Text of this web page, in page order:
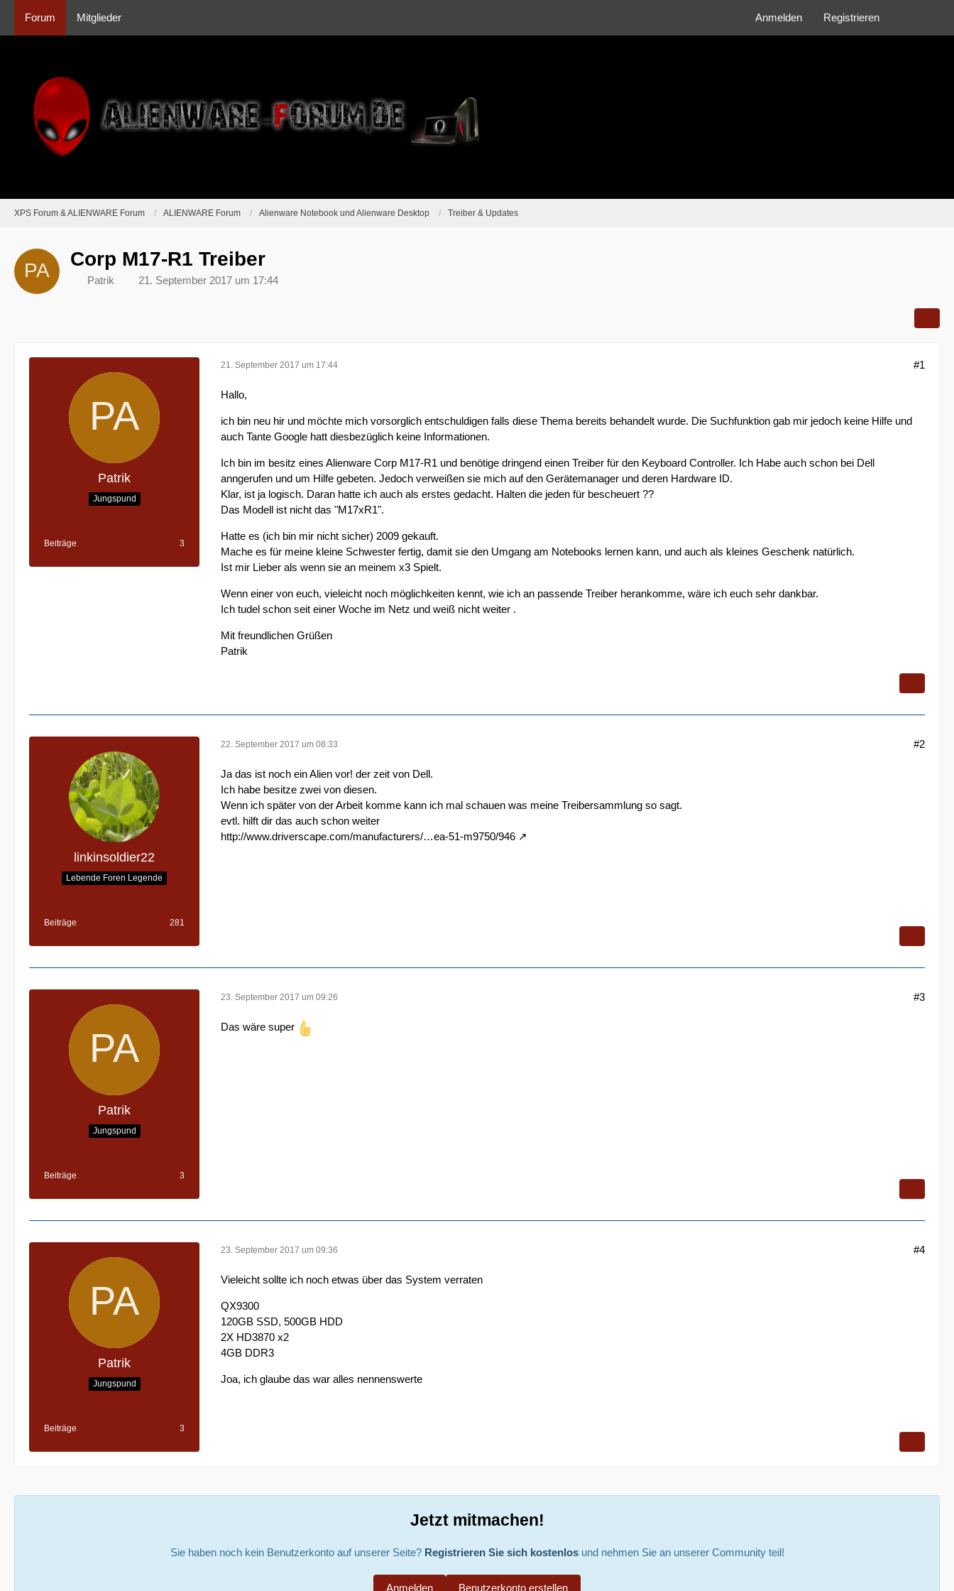
Forum Mitglieder Anmelden Registrieren
XPS Forum & ALIENWARE Forum ALIENWARE Forum Alienware Notebook und Alienware Desktop Treiber & Updates
Corp M17-R1 Treiber
Patrik 21. September 2017 um 17:44
Patrik
Jungspund
Beiträge 3
21. September 2017 um 17:44 #1
Hallo,
ich bin neu hir und möchte mich vorsorglich entschuldigen falls diese Thema bereits behandelt wurde. Die Suchfunktion gab mir jedoch keine Hilfe und
auch Tante Google hatt diesbezüglich keine Informationen.
Ich bin im besitz eines Alienware Corp M17-R1 und benötige dringend einen Treiber für den Keyboard Controller. Ich Habe auch schon bei Dell
anngerufen und um Hilfe gebeten. Jedoch verweißen sie mich auf den Gerätemanager und deren Hardware ID.
Klar, ist ja logisch. Daran hatte ich auch als erstes gedacht. Halten die jeden für bescheuert ??
Das Modell ist nicht das "M17xR1".
Hatte es (ich bin mir nicht sicher) 2009 gekauft.
Mache es für meine kleine Schwester fertig, damit sie den Umgang am Notebooks lernen kann, und auch als kleines Geschenk natürlich.
Ist mir Lieber als wenn sie an meinem x3 Spielt.
Wenn einer von euch, vieleicht noch möglichkeiten kennt, wie ich an passende Treiber herankomme, wäre ich euch sehr dankbar.
Ich tudel schon seit einer Woche im Netz und weiß nicht weiter .
Mit freundlichen Grüßen
Patrik
linkinsoldier22
Lebende Foren Legende
Beiträge 281
22. September 2017 um 08:33 #2
Ja das ist noch ein Alien vor! der zeit von Dell.
Ich habe besitze zwei von diesen.
Wenn ich später von der Arbeit komme kann ich mal schauen was meine Treibersammlung so sagt.
evtl. hilft dir das auch schon weiter
http://www.driverscape.com/manufacturers/…ea-51-m9750/946
Patrik
Jungspund
Beiträge 3
23. September 2017 um 09:26 #3
Das wäre super
Patrik
Jungspund
Beiträge 3
23. September 2017 um 09:36 #4
Vieleicht sollte ich noch etwas über das System verraten
QX9300
120GB SSD, 500GB HDD
2X HD3870 x2
4GB DDR3
Joa, ich glaube das war alles nennenswerte
Jetzt mitmachen!
Sie haben noch kein Benutzerkonto auf unserer Seite? Registrieren Sie sich kostenlosund nehmen Sie an unserer Community teil!
Benutzerkonto erstellen
Anmelden